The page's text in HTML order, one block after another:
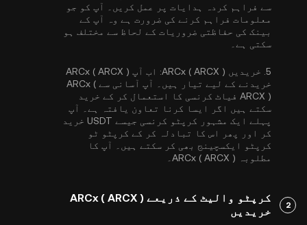
سے فراہم کردہ ہدایات پر عمل کریں۔ آپ کو جو
معلومات فراہم کرنے کی ضرورت ہے وہ آپ کے
بینک کی حفاظتی ضروریات کے لحاظ سے مختلف ہو
سکتی ہے۔
5. خریدیں ARCx ( ARCX ):
اب آپ ARCx ( ARCX )
خریدنے کے لیے تیار ہیں۔ آپ آسانی سے ARCx (
ARCX ) فیاٹ کرنسی کا استعمال کر کے خرید
سکتے ہیں اگر ایسا کرنا تعاون یافتہ ہے۔ آپ
پہلے ایک مشہور کرپٹو کرنسی جیسے USDT خرید
کر اور پھر اس کا تبادلہ کر کے کرپٹو ٹو
کرپٹو ایکسچینج بھی کر سکتے ہیں۔ آپ کا
مطلوبہ ARCx ( ARCX )۔
2
کرپٹو والیٹ کے ذریعے ARCx ( ARCX )
خریدیں